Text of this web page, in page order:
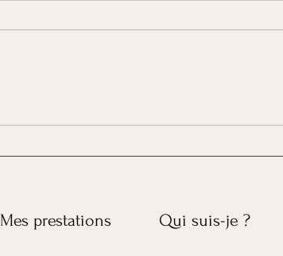
Mes prestations Qui suis-je ?